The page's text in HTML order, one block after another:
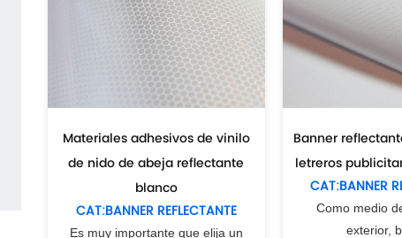
Materiales adhesivos de vinilo
de nido de abeja reflectante
blanco
CAT:BANNER REFLECTANTE
Es muy importante que elija un
Banner
letreros
CAT:BANNER
Como medio
exterior,